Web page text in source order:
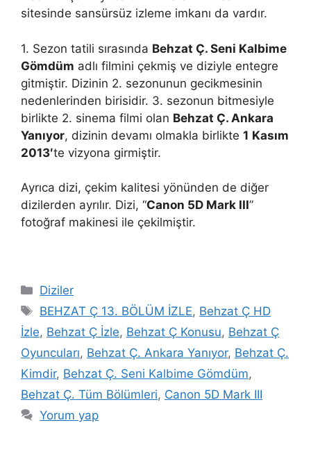
sitesinde sansürsüz izleme imkanı da vardır.
1. Sezon tatili sırasında Behzat Ç. Seni Kalbime
Gömdüm adlı filmini çekmiş ve diziyle entegre
gitmiştir. Dizinin 2. sezonunun gecikmesinin
nedenlerinden birisidir. 3. sezonun bitmesiyle
birlikte 2. sinema filmi olan Behzat Ç. Ankara
Yanıyor, dizinin devamı olmakla birlikte 1 Kasım
2013′te vizyona girmiştir.
Ayrıca dizi, çekim kalitesi yönünden de diğer
dizilerden ayrılır. Dizi, “Canon 5D Mark III”
fotoğraf makinesi ile çekilmiştir.
Kategoriler
Diziler
Etiketler
BEHZAT Ç 13. BÖLÜM İZLE, Behzat Ç HD
İzle, Behzat Ç İzle, Behzat Ç Konusu, Behzat Ç
Oyuncuları, Behzat Ç. Ankara Yanıyor, Behzat Ç.
Kimdir, Behzat Ç. Seni Kalbime Gömdüm,
Behzat Ç. Tüm Bölümleri, Canon 5D Mark III
Yorum yap